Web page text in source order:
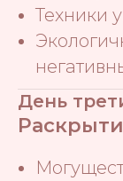
Техники
День